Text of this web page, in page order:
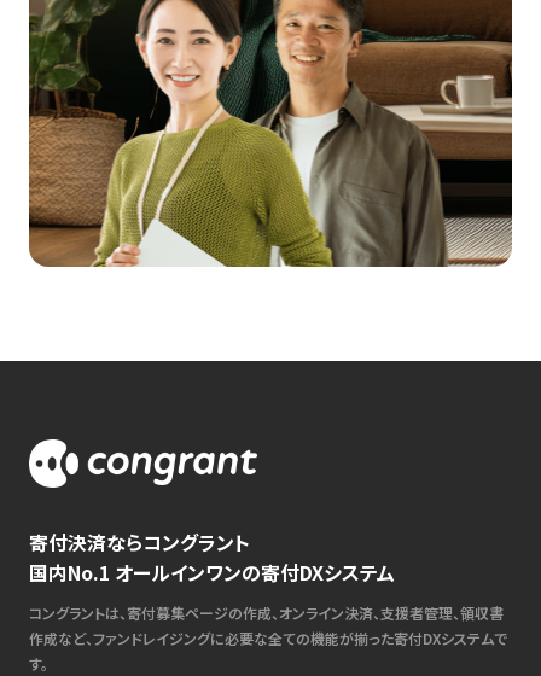
寄付決済ならコングラント
国内No.1 オールインワンの寄付DXシステム
コングラントは、寄付募集ページの作成、オンライン決済、支援者管理、領収書
作成など、ファンドレイジングに必要な全ての機能が揃った寄付DXシステムで
す。